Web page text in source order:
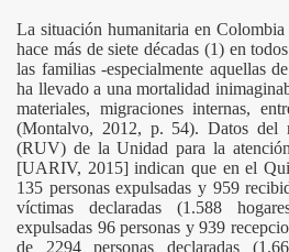
La situación humanitaria en
hace más de siete décadas (1) en
las familias -especialmente aquellas
ha llevado a una mortalidad
materiales, migraciones internas,
(Montalvo, 2012, p. 54). Datos del
(RUV) de la Unidad para la
[UARIV, 2015] indican que en el
135 personas expulsadas y 959
víctimas declaradas (1.588
expulsadas 96 personas y 939
de 2294 personas declaradas